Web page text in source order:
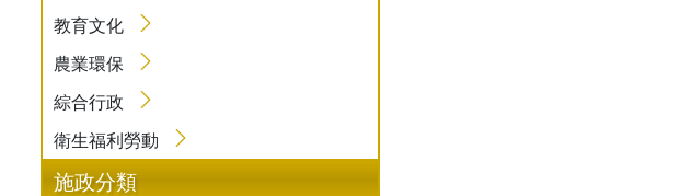
教育文化
農業環保
綜合行政
衛生福利勞動
施政分類